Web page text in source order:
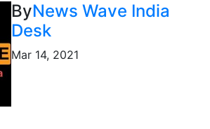
ByNews Wave India
Desk
Mar 14, 2021